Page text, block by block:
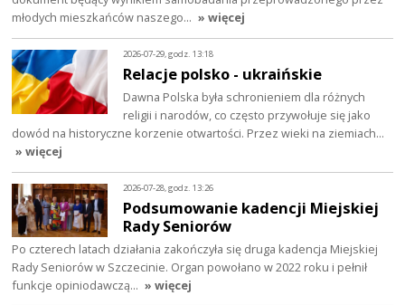
młodych mieszkańców naszego… » więcej
2026-07-29, godz. 13:18
Relacje polsko - ukraińskie
Dawna Polska była schronieniem dla różnych
religii i narodów, co często przywołuje się jako
dowód na historyczne korzenie otwartości. Przez wieki na ziemiach…
» więcej
2026-07-28, godz. 13:26
Podsumowanie kadencji Miejskiej
Rady Seniorów
Po czterech latach działania zakończyła się druga kadencja Miejskiej
Rady Seniorów w Szczecinie. Organ powołano w 2022 roku i pełnił
funkcje opiniodawczą… » więcej